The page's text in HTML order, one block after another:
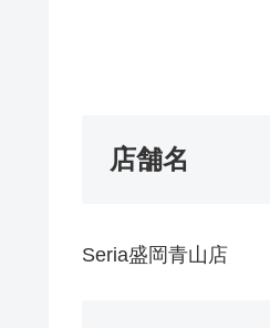
店舗名
Seria盛岡青山店